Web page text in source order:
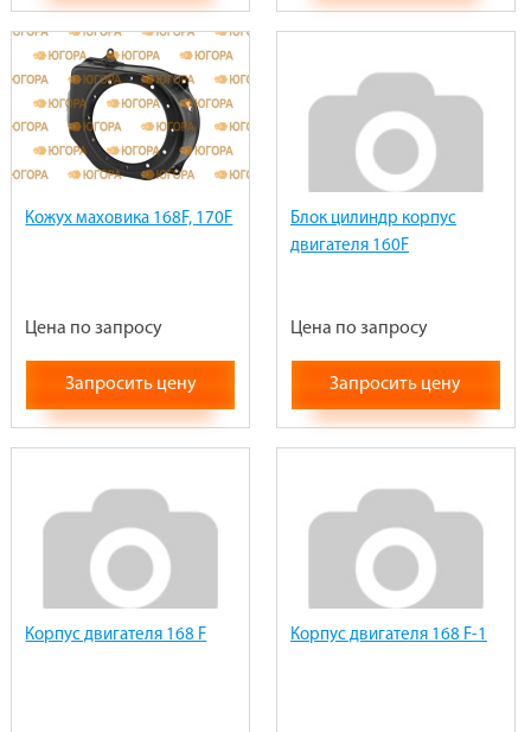
Кожух маховика 168F, 170F
Цена по запросу
Запросить цену
Блок цилиндр корпус
двигателя 160F
Цена по запросу
Запросить цену
Корпус двигателя 168 F Корпус двигателя 168 F-1